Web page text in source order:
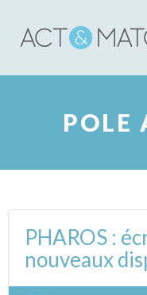
POLE
PHAROS :
nouveaux